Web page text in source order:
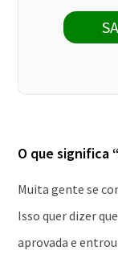
O que significa
Muita gente se
Isso quer dizer
aprovada e